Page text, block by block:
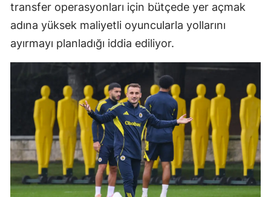
transfer operasyonları için bütçede yer açmak
adına yüksek maliyetli oyuncularla yollarını
ayırmayı planladığı iddia ediliyor.